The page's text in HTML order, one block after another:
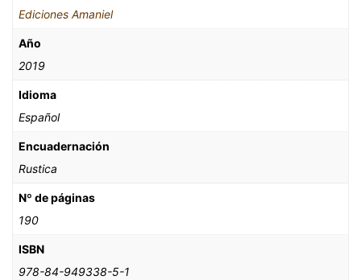
Ediciones Amaniel
Año
2019
Idioma
Español
Encuadernación
Rustica
Nº de páginas
190
ISBN
978-84-949338-5-1